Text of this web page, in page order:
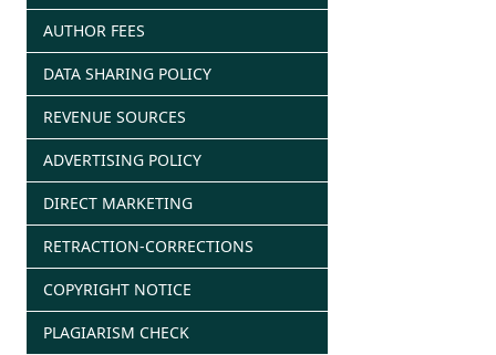
AUTHOR FEES
DATA SHARING POLICY
REVENUE SOURCES
ADVERTISING POLICY
DIRECT MARKETING
RETRACTION-CORRECTIONS
COPYRIGHT NOTICE
PLAGIARISM CHECK